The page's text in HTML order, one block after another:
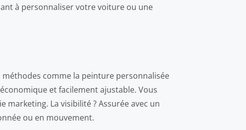
à personnaliser votre voiture ou une
comme la peinture personnalisée
et facilement ajustable. Vous
La visibilité ? Assurée avec un
ou en mouvement.